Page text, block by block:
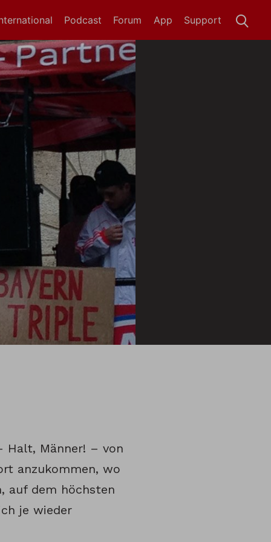
Support
App
Forum
Podcast
Halt, Männer! – von
anzukommen, wo
auf dem höchsten
je wieder